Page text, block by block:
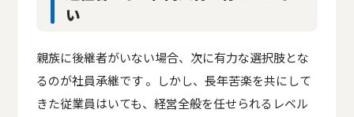
い
親族に後継者がいない場合、次に有力な選択肢とな
るのが社員承継です 。しかし、長年苦楽を共にして
きた従業員はいても、経営全般を任せられるレベル